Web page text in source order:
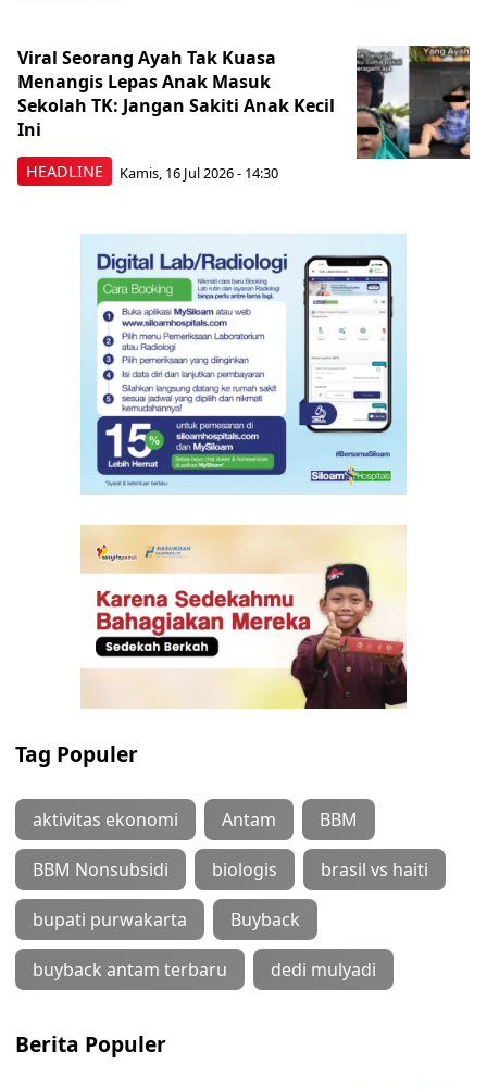
HEADLINE
Viral Seorang Ayah Tak Kuasa
Menangis Lepas Anak Masuk
Sekolah TK: Jangan Sakiti Anak Kecil
Ini
Kamis, 16 Jul 2026 - 14:30
Tag Populer
aktivitas ekonomi Antam BBM
BBM Nonsubsidi biologis brasil vs haiti
bupati purwakarta Buyback
buyback antam terbaru dedi mulyadi
Berita Populer